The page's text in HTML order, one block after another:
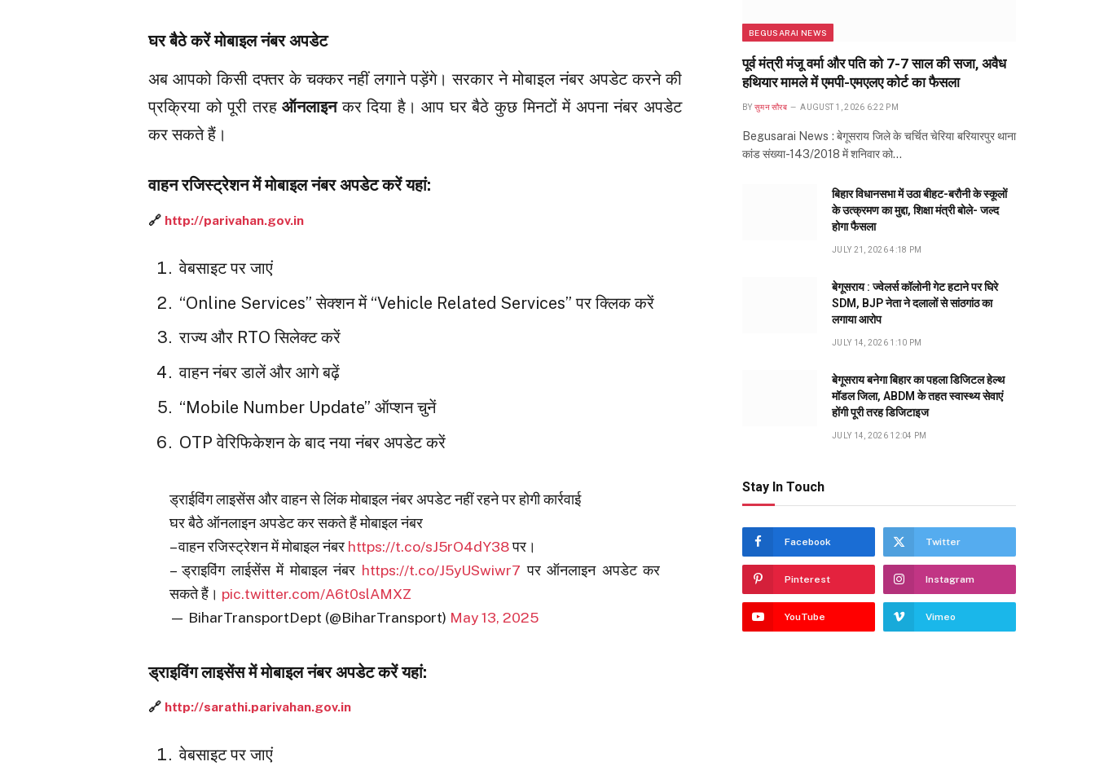
घर बैठे करें मोबाइल नंबर अपडेट
अब आपको किसी दफ्तर के चक्कर नहीं लगाने पड़ेंगे। सरकार ने मोबाइल नंबर अपडेट करने की
प्रक्रिया को पूरी तरहऑनलाइनकर दिया है। आप घर बैठे कुछ मिनटों में अपना नंबर अपडेट
कर सकते हैं।
वाहन रजिस्ट्रेशन में मोबाइल नंबर अपडेट करें यहां:
🔗 http://parivahan.gov.in
वेबसाइट पर जाएं
“Online Services” सेक्शन में “Vehicle Related Services” पर क्लिक करें
राज्य और RTO सिलेक्ट करें
वाहन नंबर डालें और आगे बढ़ें
“Mobile Number Update” ऑप्शन चुनें
OTP वेरिफिकेशन के बाद नया नंबर अपडेट करें
ड्राईविंग लाइसेंस और वाहन से लिंक मोबाइल नंबर अपडेट नहीं रहने पर होगी कार्रवाई
घर बैठे ऑनलाइन अपडेट कर सकते हैं मोबाइल नंबर
– वाहन रजिस्ट्रेशन में मोबाइल नंबर https://t.co/sJ5rO4dY38पर।
– ड्राइविंग लाईसेंस में मोबाइल नंबर https://t.co/J5yUSwiwr7 पर ऑनलाइन अपडेट कर
सकते हैं। pic.twitter.com/A6t0slAMXZ
— BiharTransportDept (@BiharTransport) May 13, 2025
ड्राइविंग लाइसेंस में मोबाइल नंबर अपडेट करें यहां:
🔗 http://sarathi.parivahan.gov.in
वेबसाइट पर जाएं
BEGUSARAI NEWS
पूर्व मंत्री मंजू वर्मा और पति को 7-7 साल की सजा, अवैध
हथियार मामले में एमपी-एमएलए कोर्ट का फैसला
BY सुमन सौरब AUGUST 1, 2026 6:22 PM
Begusarai News : बेगूसराय जिले के चर्चित चेरिया बरियारपुर थाना
कांड संख्या-143/2018 में शनिवार को…
बिहार विधानसभा में उठा बीहट-बरौनी के स्कूलों
के उत्क्रमण का मुद्दा, शिक्षा मंत्री बोले- जल्द
होगा फैसला
JULY 21, 2026 4:18 PM
बेगूसराय : ज्वेलर्स कॉलोनी गेट हटाने पर घिरे
SDM, BJP नेता ने दलालों से सांठगांठ का
लगाया आरोप
JULY 14, 2026 1:10 PM
बेगूसराय बनेगा बिहार का पहला डिजिटल हेल्थ
मॉडल जिला, ABDM के तहत स्वास्थ्य सेवाएं
होंगी पूरी तरह डिजिटाइज
JULY 14, 2026 12:04 PM
Stay In Touch
Facebook Twitter
Pinterest Instagram
YouTube Vimeo